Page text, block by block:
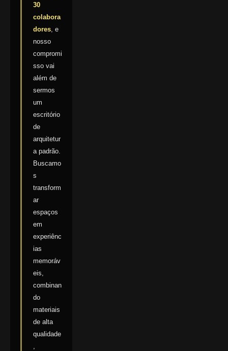
30
colabora
dores , e
nosso
compromi
sso vai
além de
sermos
um
escritório
de
arquitetur
a padrão.
Buscamo
s
transform
ar
espaços
em
experiênc
ias
memoráv
eis,
combinan
do
materiais
de alta
qualidade